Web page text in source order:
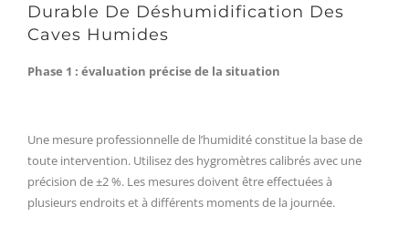
Durable De Déshumidification Des
Caves Humides
Phase 1 : évaluation précise de la situation
Une mesure professionnelle de l’humidité constitue la base de
toute intervention. Utilisez des hygromètres calibrés avec une
précision de ±2 %. Les mesures doivent être effectuées à
plusieurs endroits et à différents moments de la journée.